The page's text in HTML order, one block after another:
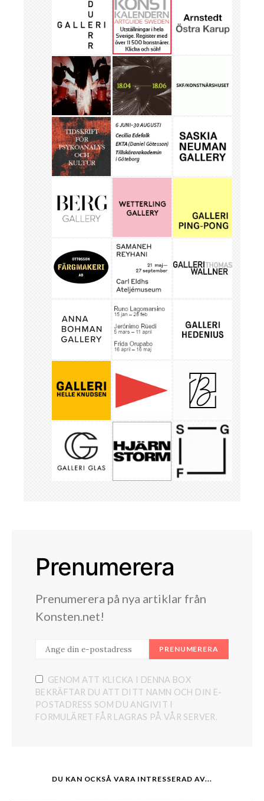
Prenumerera
Prenumerera på nya artiklar från
Konsten.net!
PRENUMERERA
GENOM ATT KLICKA I DENNA BOX
BEKRÄFTAR DU ATT DITT NAMN OCH DIN E-
POSTADRESS SOM DU ANGIVIT I
FORMULÄRET FÅR LAGRAS PÅ VÅR SERVER.
DU KAN OCKSÅ VARA INTRESSERAD AV...